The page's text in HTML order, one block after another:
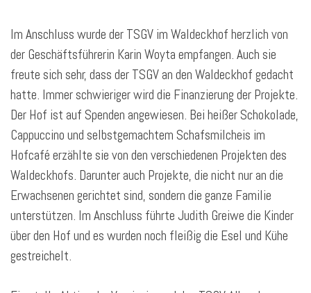
Im Anschluss wurde der TSGV im Waldeckhof herzlich von
der Geschäftsführerin Karin Woyta empfangen. Auch sie
freute sich sehr, dass der TSGV an den Waldeckhof gedacht
hatte. Immer schwieriger wird die Finanzierung der Projekte.
Der Hof ist auf Spenden angewiesen. Bei heißer Schokolade,
Cappuccino und selbstgemachtem Schafsmilcheis im
Hofcafé erzählte sie von den verschiedenen Projekten des
Waldeckhofs. Darunter auch Projekte, die nicht nur an die
Erwachsenen gerichtet sind, sondern die ganze Familie
unterstützen. Im Anschluss führte Judith Greiwe die Kinder
über den Hof und es wurden noch fleißig die Esel und Kühe
gestreichelt.